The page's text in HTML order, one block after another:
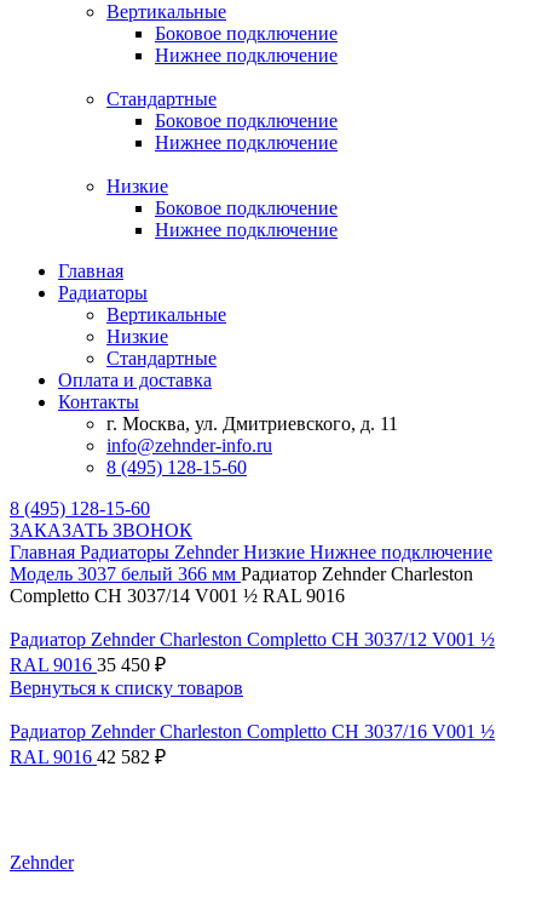
Вертикальные
Боковое подключение
Нижнее подключение
Стандартные
Боковое подключение
Нижнее подключение
Низкие
Боковое подключение
Нижнее подключение
Главная
Радиаторы
Вертикальные
Низкие
Стандартные
Оплата и доставка
Контакты
г. Москва, ул. Дмитриевского, д. 11
info@zehnder-info.ru
8 (495) 128-15-60
8 (495) 128-15-60
ЗАКАЗАТЬ ЗВОНОК
Главная Радиаторы ZehnderНизкие Нижнее подключение
Модель 3037 белый 366 мм Радиатор Zehnder Charleston
Completto CH 3037/14 V001 ½ RAL 9016
Радиатор Zehnder Charleston Completto CH 3037/12 V001 ½
RAL 9016 35 450 ₽
Вернуться к списку товаров
Радиатор Zehnder Charleston Completto CH 3037/16 V001 ½
RAL 9016 42 582 ₽
Zehnder